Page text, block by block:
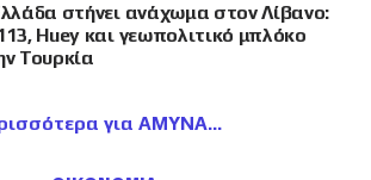
στήνει ανάχωμα στον Λίβανο:
Huey και γεωπολιτικό μπλόκο
Τουρκία
για ΑΜΥΝΑ